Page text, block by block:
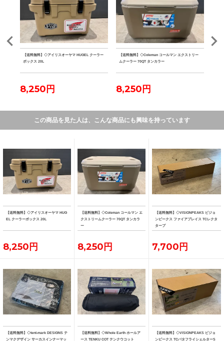
【送料無料】◇アイリスオーヤマ HUGEL クーラー
ボックス 20L
8,250円
【送料無料】◇Coleman コールマン エクストリー
ムクーラー 70QT タンカラー
8,250円
この商品を見た人は、こんな商品にも興味を持っています
【送料無料】◇アイリスオーヤマ HUG
EL クーラーボックス 20L
8,250円
【送料無料】◇Coleman コールマン エ
クストリームクーラー 70QT タンカラ
ー
8,250円
【送料無料】◇VISIONPEAKS ビジョ
ンピークス ファイアプレイス TCレクタ
タープ
7,700円
【送料無料】◇tent-mark DESIGNS テ
ンマクデザイン サーカスインナーマッ
【送料無料】◇Whole Earth ホールア
ース TENKU COT テンクウコット
【送料無料】◇VISIONPEAKS ビジョ
ンピークス TCバタフライシェルターS